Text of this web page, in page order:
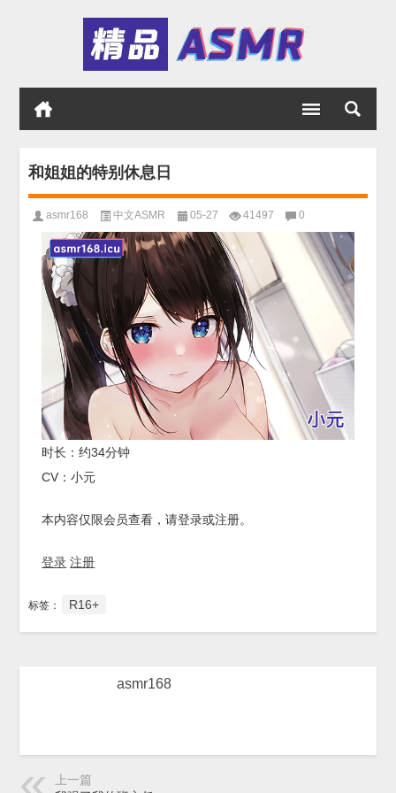
和姐姐的特别休息日
asmr168 中文ASMR 05-27 41497 0
时长：约34分钟
CV：小元
本内容仅限会员查看，请登录或注册。
登录 注册
标签： R16+
asmr168
上一篇